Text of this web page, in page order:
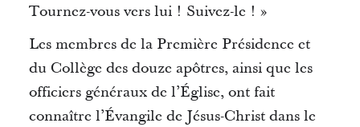
Tournez-vous vers lui ! Suivez-le ! »
Les membres de la Première Présidence et
du Collège des douze apôtres, ainsi que les
officiers généraux de l’Église, ont fait
connaître l’Évangile de Jésus-Christ dans le